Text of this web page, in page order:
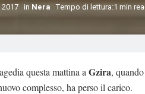
in Nera Tempo di lettura:1 min
questa mattina a Gzira,
complesso, ha perso il carico.